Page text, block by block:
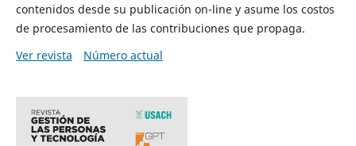
contenidos desde su publicación on-line y asume los costos
de procesamiento de las contribuciones que propaga.
Ver revista
Número actual